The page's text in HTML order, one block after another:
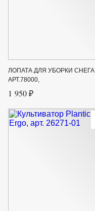
ЛОПАТА ДЛЯ УБОРКИ СНЕГА
АРТ.78000,
1 950 ₽